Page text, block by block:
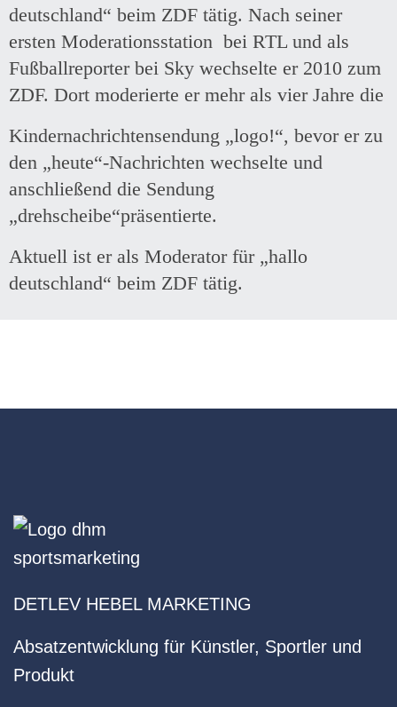
deutschland“ beim ZDF tätig. Nach seiner
ersten Moderationsstation bei RTL und als
Fußballreporter bei Sky wechselte er 2010 zum
ZDF. Dort moderierte er mehr als vier Jahre die
Kindernachrichtensendung „logo!“, bevor er zu
den „heute“-Nachrichten wechselte und
anschließend die Sendung
„drehscheibe“präsentierte.
Aktuell ist er als Moderator für „hallo
deutschland“ beim ZDF tätig.
DETLEV HEBEL MARKETING
Absatzentwicklung für Künstler, Sportler und
Produkt